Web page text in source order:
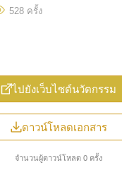
TH
ไปยังเว็บไซต์นวัตกรรม
ดาวน์โหลดเอกสาร
จำนวนผู้ดาวน์โหลด 0 ครั้ง
528 ครั้ง